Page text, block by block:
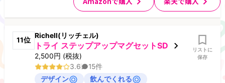
11位
Richell(リッチェル)
トライ ステップアップマグセットSD
2,500円 (税抜)
リストに
保存
3.6 15件
デザイン
飲んでくれる